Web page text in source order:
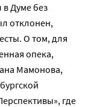
Думе без
отклонен,
О том, для
опека,
Мамонова,
где